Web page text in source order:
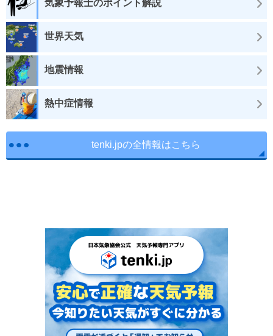
気象予報士のポイント解説
世界天気
地震情報
熱中症情報
tenki.jpの全情報はこちら